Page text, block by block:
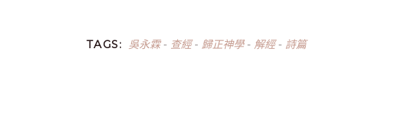
TAGS: 吳永霖- 查經- 歸正神學- 解經- 詩篇